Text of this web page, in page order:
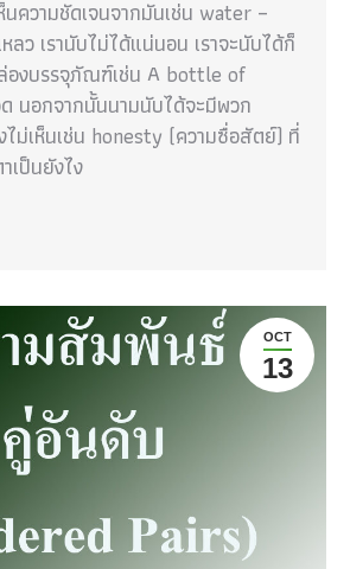
นความชัดเจนจากมันเช่น water –
หลว เรานับไม่ได้แน่นอน เราจะนับได้ก็
องบรรจุภัณฑ์เช่น A bottle of
นอกจากนั้นนามนับได้จะมีพวก
ไม่เห็นเช่น honesty (ความซื่อสัตย์) ที่
เป็นยังไง
OCT
13